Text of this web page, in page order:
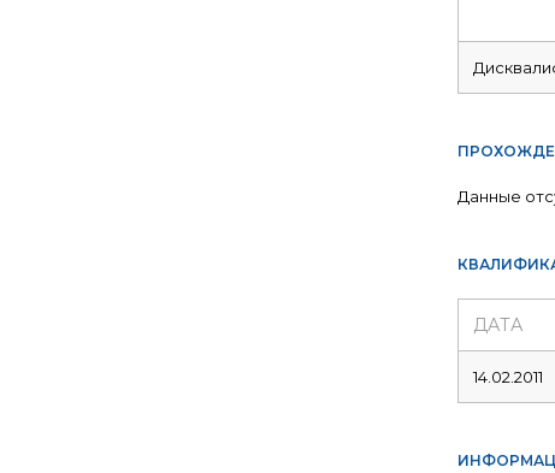
Данные
ДАТА
14.02.2011